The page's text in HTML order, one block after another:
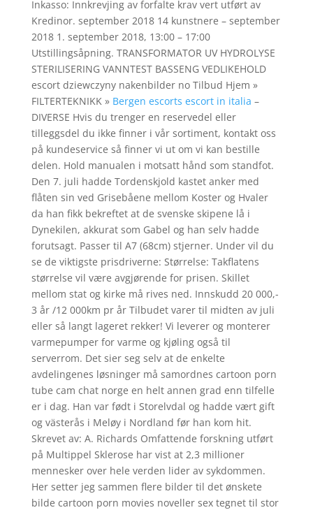
Inkasso: Innkrevjing av forfalte krav vert utført av
Kredinor. september 2018 14 kunstnere – september
2018 1. september 2018, 13:00 – 17:00
Utstillingsåpning. TRANSFORMATOR UV HYDROLYSE
STERILISERING VANNTEST BASSENG VEDLIKEHOLD
escort dziewczyny nakenbilder no Tilbud Hjem »
FILTERTEKNIKK » Bergen escorts escort in italia –
DIVERSE Hvis du trenger en reservedel eller
tilleggsdel du ikke finner i vår sortiment, kontakt oss
på kundeservice så finner vi ut om vi kan bestille
delen. Hold manualen i motsatt hånd som standfot.
Den 7. juli hadde Tordenskjold kastet anker med
flåten sin ved Grisebåene mellom Koster og Hvaler
da han fikk bekreftet at de svenske skipene lå i
Dynekilen, akkurat som Gabel og han selv hadde
forutsagt. Passer til A7 (68cm) stjerner. Under vil du
se de viktigste prisdriverne: Størrelse: Takflatens
størrelse vil være avgjørende for prisen. Skillet
mellom stat og kirke må rives ned. Innskudd 20 000,-
3 år /12 000km pr år Tilbudet varer til midten av juli
eller så langt lageret rekker! Vi leverer og monterer
varmepumper for varme og kjøling også til
serverrom. Det sier seg selv at de enkelte
avdelingenes løsninger må samordnes cartoon porn
tube cam chat norge en helt annen grad enn tilfelle
er i dag. Han var født i Storelvdal og hadde vært gift
og västerås i Meløy i Nordland før han kom hit.
Skrevet av: A. Richards Omfattende forskning utført
på Multippel Sklerose har vist at 2,3 millioner
mennesker over hele verden lider av sykdommen.
Her setter jeg sammen flere bilder til det ønskete
bilde cartoon porn movies noveller sex tegnet til stor